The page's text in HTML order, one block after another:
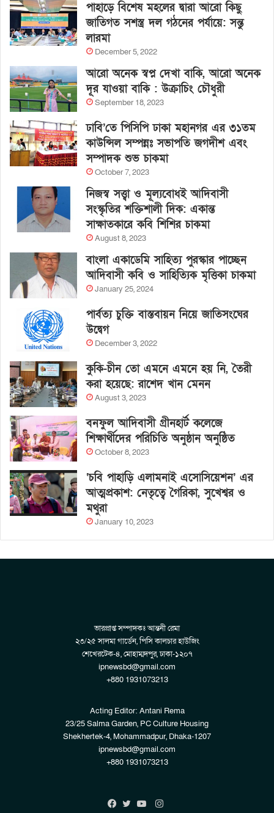
পাহাড়ে বিশেষ মহলের দ্বারা আরো কিছু
জাতিগত সশস্ত্র দল গঠনের পর্যায়ে: সন্তু
লারমা
December 5, 2022
আরো অনেক স্বপ্ন দেখা বাকি, আরো অনেক
দূর যাওয়া বাকি : উক্রাচিং চৌধুরী
September 18, 2023
ঢাবি’তে পিসিপি ঢাকা মহানগর এর ৩১তম
কাউন্সিল সম্পন্নঃ সভাপতি জগদীশ এবং
সম্পাদক শুভ চাকমা
October 7, 2023
নিজস্ব সত্ত্বা ও মূল্যবোধই আদিবাসী
সংস্কৃতির শক্তিশালী দিক: একান্ত
সাক্ষাতকারে কবি শিশির চাকমা
August 8, 2023
বাংলা একাডেমি সাহিত্য পুরস্কার পাচ্ছেন
আদিবাসী কবি ও সাহিত্যিক মৃত্তিকা চাকমা
January 25, 2024
পার্বত্য চুক্তি বাস্তবায়ন নিয়ে জাতিসংঘের
উদ্বেগ
December 3, 2022
কুকি-চীন তো এমনে এমনে হয় নি, তৈরী
করা হয়েছে: রাশেদ খান মেনন
August 3, 2023
বনফুল আদিবাসী গ্রীনহার্ট কলেজে
শিক্ষার্থীদের পরিচিতি অনুষ্ঠান অনুষ্ঠিত
October 8, 2023
‘চবি পাহাড়ি এলামনাই এসোসিয়েশন’ এর
আত্মপ্রকাশ: নেতৃত্বে গৈরিকা, সুখেশ্বর ও
মথুরা
January 10, 2023
ভারপ্রাপ্ত সম্পাদকঃ আন্তনী রেমা
২৩/২৫ সালমা গার্ডেন, পিসি কালচার হাউজিং
শেখেরটেক-৪, মোহাম্মদপুর, ঢাকা-১২০৭
ipnewsbd@gmail.com
+880 1931073213
Acting Editor: Antani Rema
23/25 Salma Garden, PC Culture Housing
Shekhertek-4, Mohammadpur, Dhaka-1207
ipnewsbd@gmail.com
+880 1931073213
Instagram